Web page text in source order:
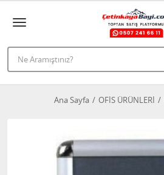
Ana Sayfa OFİS ÜRÜNLERİ